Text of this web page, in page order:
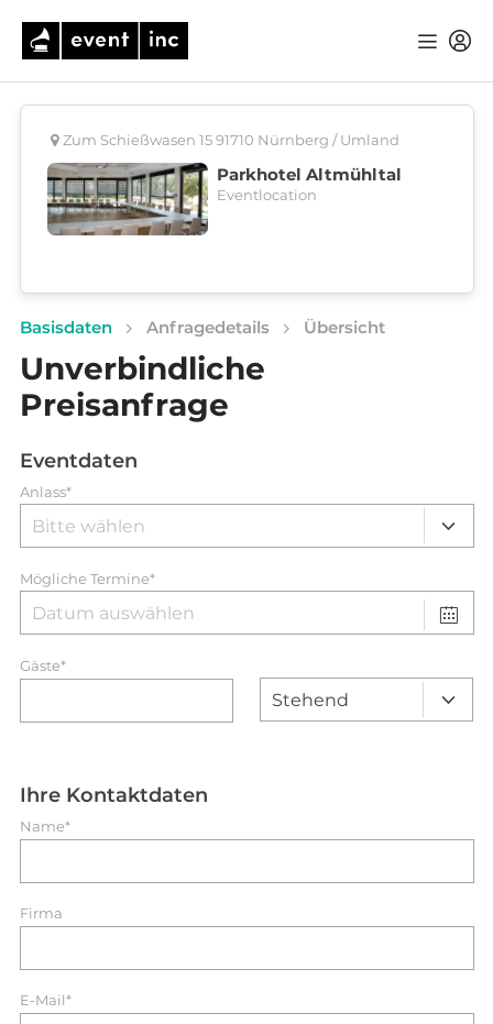
Zum Schießwasen 15 91710 Nürnberg / Umland
Parkhotel Altmühltal
Eventlocation
Basisdaten Anfragedetails Übersicht
Unverbindliche
Preisanfrage
Eventdaten
Anlass*
Mögliche Termine*
Gäste*
Ihre Kontaktdaten
Name*
Firma
E-Mail*